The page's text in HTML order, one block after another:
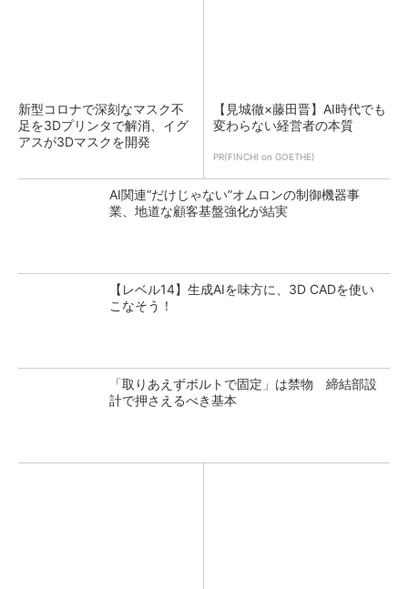
新型コロナで深刻なマスク不
足を3Dプリンタで解消、イグ
アスが3Dマスクを開発
【見城徹×藤田晋】AI時代でも
変わらない経営者の本質
PR(FINCHI on GOETHE)
AI関連“だけじゃない”オムロンの制御機器事
業、地道な顧客基盤強化が結実
【レベル14】生成AIを味方に、3D CADを使い
こなそう！
「取りあえずボルトで固定」は禁物 締結部設
計で押さえるべき基本